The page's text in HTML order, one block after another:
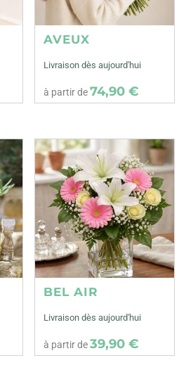
AVEUX
Livraison dès aujourd'hui
à partir de74,90 €
BEL AIR
Livraison dès aujourd'hui
à partir de39,90 €